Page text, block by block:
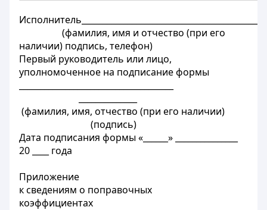
(фамилия, имя и отчество (при его
наличии) подпись, телефон)
Первый руководитель или лицо,
уполномоченное на подписание формы
(фамилия, имя, отчество (при его наличии)
(подпись)
Дата подписания формы «______» _______________
20 ____ года
Приложение
к сведениям о поправочных
коэффициентах